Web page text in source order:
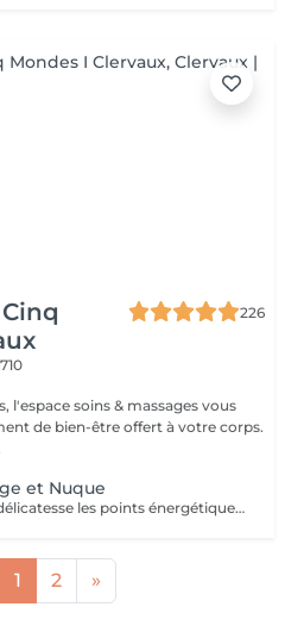
226
l'espace soins & massages vous
de bien-être offert à votre corps.
et Nuque
Ce massage stimule avec délicatesse les points énergétiques tout en détendant les muscles du visage, afin d'apporter un profond relâchement des tensions de la nuque. La durée de la prestation (30min) inclut l'installation et le temps de relaxation intégré à nos soins (10min).
1 2 »